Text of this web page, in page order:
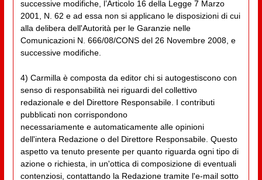
successive modifiche, l’Articolo 16 della Legge 7 Marzo
2001, N. 62 e ad essa non si applicano le disposizioni di cui
alla delibera dell'Autorità per le Garanzie nelle
Comunicazioni N. 666/08/CONS del 26 Novembre 2008, e
successive modifiche.
4) Carmilla è composta da editor chi si autogestiscono con
senso di responsabilità nei riguardi del collettivo
redazionale e del Direttore Responsabile. I contributi
pubblicati non corrispondono
necessariamente e automaticamente alle opinioni
dell'intera Redazione o del Direttore Responsabile. Questo
aspetto va tenuto presente per quanto riguarda ogni tipo di
azione o richiesta, in un'ottica di composizione di eventuali
contenziosi, contattando la Redazione tramite l'e-mail sotto